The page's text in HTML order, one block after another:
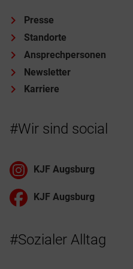
Presse
Standorte
Ansprechpersonen
Newsletter
Karriere
#Wir sind social
KJF Augsburg
KJF Augsburg
#Sozialer Alltag